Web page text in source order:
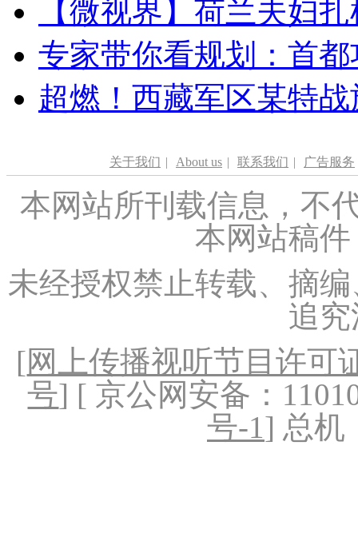
【微视界】荷兰夫妇
专家带你看规划：首
超燃！西藏军区某特
关于我们 | About us | 联系我们 | 广告服务
本网站所刊载信息，不
本网站稿
未经授权禁止转载、摘
追
[网上传播视听节目许可
号] [ 京公网安备：
号-1] 总机